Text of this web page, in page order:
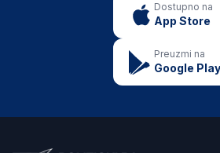
Dostupno na
App Store
Preuzmi na
Google Play